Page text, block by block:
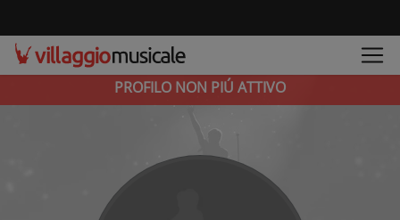
PROFILO NON PIÚ ATTIVO